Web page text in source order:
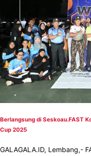
Berlangsung di Seskoau.FAST
Cup 2025
GALAGALA.ID, Lembang,-